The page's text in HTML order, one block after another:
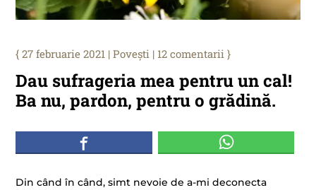
Dau sufrageria mea pentru un cal!
Ba nu, pardon, pentru o grădină.
27 februarie 2021 |Povești | 12 comentarii
Din când în când, simt nevoie de a-mi deconecta